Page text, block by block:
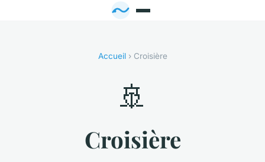
Accueil› Croisière
🚢
Croisière